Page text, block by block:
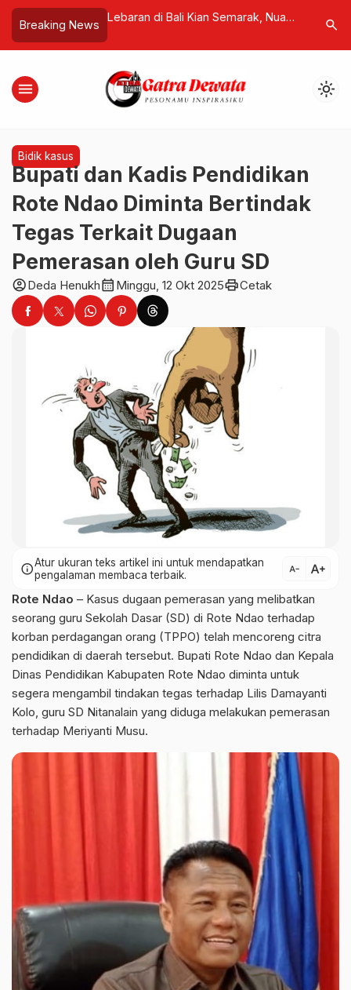
Breaking News
Semarak, Nuanu
Tradisi
Satu Panggung
Penetapan Tersangka Dinilai Cacat
Hakim Batalkan Langkah Polda Bali
KEKsearch
menu light_mode
Bidik kasus
Bupati dan Kadis Pendidikan
Rote Ndao Diminta Bertindak
Tegas Terkait Dugaan
Pemerasan oleh Guru SD
account_circleDeda Henukhcalendar_month Minggu, 12 Okt 2025printCetak
infoAtur ukuran teks artikel ini untuk mendapatkan
pengalaman membaca terbaik.
text_decrease text_increase
Rote Ndao – Kasus dugaan pemerasan yang melibatkan
seorang guru Sekolah Dasar (SD) di Rote Ndao terhadap
korban perdagangan orang (TPPO) telah mencoreng citra
pendidikan di daerah tersebut. Bupati Rote Ndao dan Kepala
Dinas Pendidikan Kabupaten Rote Ndao diminta untuk
segera mengambil tindakan tegas terhadap Lilis Damayanti
Kolo, guru SD Nitanalain yang diduga melakukan pemerasan
terhadap Meriyanti Musu.